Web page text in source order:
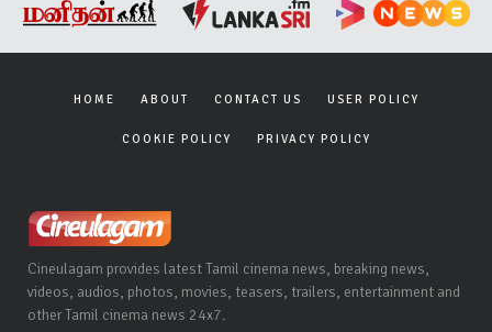
HOME ABOUT CONTACT US USER POLICY
COOKIE POLICY PRIVACY POLICY
Cineulagam provides latest Tamil cinema news, breaking news,
videos, audios, photos, movies, teasers, trailers, entertainment and
other Tamil cinema news 24x7.